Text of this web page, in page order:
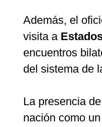
Además, el
visita a
encuentros
del sistema de
La presencia
nación como